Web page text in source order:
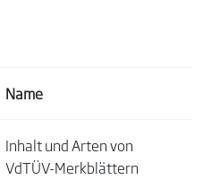
Name
Inhalt und Arten von
VdTÜV-Merkblättern